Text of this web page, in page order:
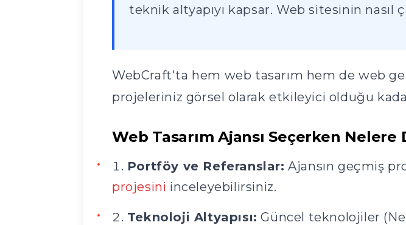
teknik altyapıyı kapsar. Web sitesinin nasıl
WebCraft'ta hem web tasarım hem de web
projeleriniz görsel olarak etkileyici olduğu
Web Tasarım Ajansı Seçerken
Portföy ve Referanslar: Ajansın geçmiş
projesini inceleyebilirsiniz.
Teknoloji Altyapısı: Güncel teknolojiler